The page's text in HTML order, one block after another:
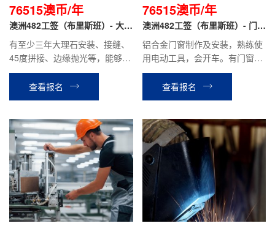
76515澳币/年
澳洲482工签（布里斯班）- 大理
石安装工
有至少三年大理石安装、接缝、
45度拼接、边缘抛光等，能够独
立操作技术熟练，身体灵活，身
材适中，肯吃苦，学习能力强，
服从管理。
查看报名
76515澳币/年
澳洲482工签（布里斯班）- 门窗
安装工
铝合金门窗制作及安装，熟练使
用电动工具，会开车。有门窗安
装或门窗制作，或室内装修木工
经验，技术熟练。
查看报名